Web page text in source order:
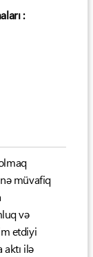
:
müvafiq
və
etdiyi
aktı ilə